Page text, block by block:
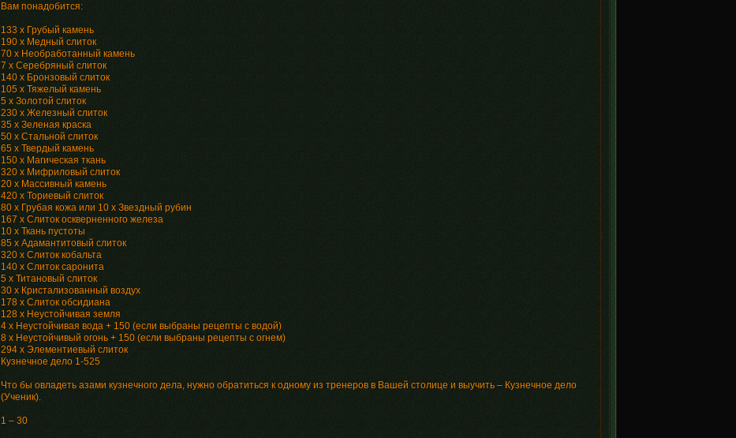
Вам понадобится:
133 x Грубый камень
190 x Медный слиток
70 x Необработанный камень
7 x Серебряный слиток
140 x Бронзовый слиток
105 x Тяжелый камень
5 x Золотой слиток
230 x Железный слиток
35 x Зеленая краска
50 x Стальной слиток
65 x Твердый камень
150 x Магическая ткань
320 x Мифриловый слиток
20 x Массивный камень
420 x Ториевый слиток
80 x Грубая кожа или 10 x Звездный рубин
167 x Слиток оскверненного железа
10 x Ткань пустоты
85 x Адамантитовый слиток
320 x Слиток кобальта
140 x Слиток саронита
5 х Титановый слиток
30 x Кристализованный воздух
178 х Слиток обсидиана
128 х Неустойчивая земля
4 x Неустойчивая вода + 150 (если выбраны рецепты с водой)
8 x Неустойчивый огонь + 150 (если выбраны рецепты с огнем)
294 x Элементиевый слиток
Кузнечное дело 1-525
Что бы овладеть азами кузнечного дела, нужно обратиться к одному из тренеров в Вашей столице и выучить – Кузнечное дело
(Ученик).
1 – 30